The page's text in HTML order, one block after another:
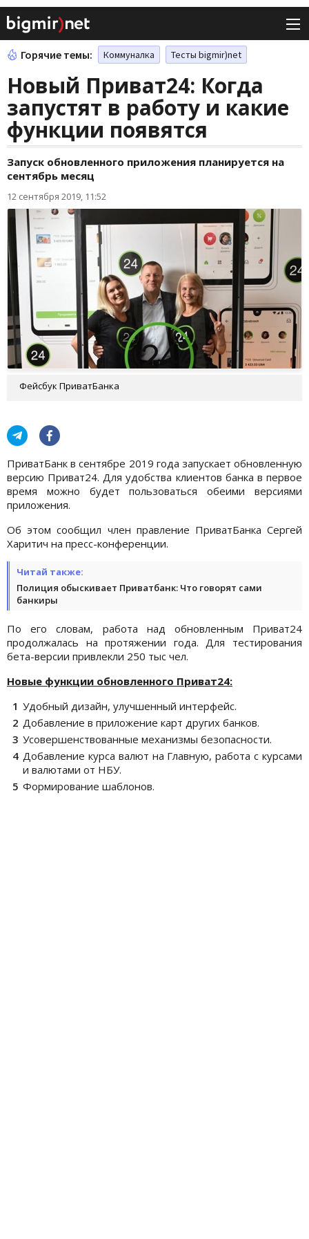
Горячие темы: Коммуналка Тесты bigmir)net
Новый Приват24: Когда
запустят в работу и какие
функции появятся
Запуск обновленного приложения планируется на
сентябрь месяц
12 сентября 2019, 11:52
Фейсбук ПриватБанка
ПриватБанк в сентябре 2019 года запускает обновленную
версию Приват24. Для удобства клиентов банка в первое
время можно будет пользоваться обеими версиями
приложения.
Об этом сообщил член правление ПриватБанка Сергей
Харитич на пресс-конференции.
Читай также:
Полиция обыскивает Приватбанк: Что говорят сами
банкиры
По его словам, работа над обновленным Приват24
продолжалась на протяжении года. Для тестирования
бета-версии привлекли 250 тыс чел.
Новые функции обновленного Приват24:
Удобный дизайн, улучшенный интерфейс.
Добавление в приложение карт других банков.
Усовершенствованные механизмы безопасности.
Добавление курса валют на Главную, работа с курсами
и валютами от НБУ.
Формирование шаблонов.